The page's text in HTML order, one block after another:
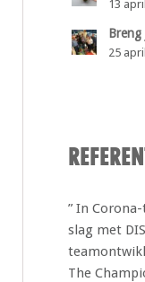
13
25
” In
slag met
The